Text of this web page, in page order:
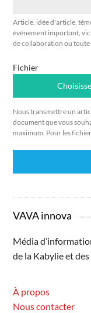
Article, idée d'article,
événement important,
de collaboration ou toute
Fichier
Nous transmettre un
document que vous
maximum. Pour les
VAVA innova
Média
de la Kabylie et
À propos
Nous contacter